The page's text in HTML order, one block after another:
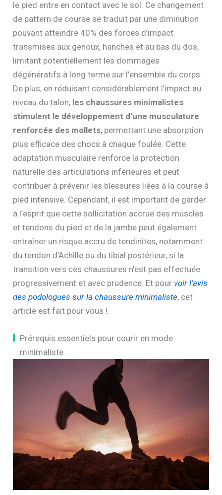
le pied entre en contact avec le sol. Ce changement
de pattern de course se traduit par une diminution
pouvant atteindre 40% des forces d’impact
transmises aux genoux, hanches et au bas du dos,
limitant potentiellement les dommages
dégénératifs à long terme sur l’ensemble du corps.
De plus, en réduisant considérablement l’impact au
niveau du talon, les chaussures minimalistes
stimulent le développement d’une musculature
renforcée des mollets, permettant une absorption
plus efficace des chocs à chaque foulée. Cette
adaptation musculaire renforce la protection
naturelle des articulations inférieures et peut
contribuer à prévenir les blessures liées à la course à
pied intensive. Cependant, il est important de garder
à l’esprit que cette sollicitation accrue des muscles
et tendons du pied et de la jambe peut également
entraîner un risque accru de tendinites, notamment
du tendon d’Achille ou du tibial postérieur, si la
transition vers ces chaussures n’est pas effectuée
progressivement et avec prudence. Et pour voir l’avis
des podologues sur la chaussure minimaliste, cet
article est fait pour vous !
Prérequis essentiels pour courir en mode
minimaliste